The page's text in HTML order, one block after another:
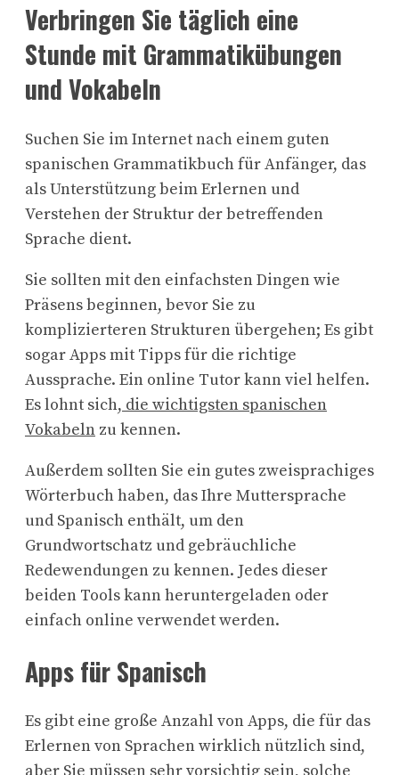
Verbringen Sie täglich eine
Stunde mit Grammatikübungen
und Vokabeln
Suchen Sie im Internet nach einem guten
spanischen Grammatikbuch für Anfänger, das
als Unterstützung beim Erlernen und
Verstehen der Struktur der betreffenden
Sprache dient.
Sie sollten mit den einfachsten Dingen wie
Präsens beginnen, bevor Sie zu
komplizierteren Strukturen übergehen; Es gibt
sogar Apps mit Tipps für die richtige
Aussprache. Ein online Tutor kann viel helfen.
Es lohnt sich, die wichtigsten spanischen
Vokabeln zu kennen.
Außerdem sollten Sie ein gutes zweisprachiges
Wörterbuch haben, das Ihre Muttersprache
und Spanisch enthält, um den
Grundwortschatz und gebräuchliche
Redewendungen zu kennen. Jedes dieser
beiden Tools kann heruntergeladen oder
einfach online verwendet werden.
Apps für Spanisch
Es gibt eine große Anzahl von Apps, die für das
Erlernen von Sprachen wirklich nützlich sind,